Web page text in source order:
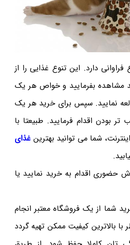
دارد. این تنوع غذایی را از
مشاهده بفرمایید و خواص هر یک
نمایید. سپس برای خرید هر یک
بودن اقدام فرمایید. طبیعتا با
شما می توانید بهترین غذای
حضوری اقدام به خرید نمایید یا
شما از یک فروشگاه معتبر انجام
بالاترین کیفیت ممکن تهیه گردد